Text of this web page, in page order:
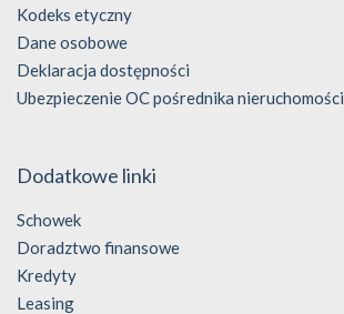
Kodeks etyczny
Dane osobowe
Deklaracja dostępności
Ubezpieczenie OC pośrednika nieruchomości
Dodatkowe linki
Schowek
Doradztwo finansowe
Kredyty
Leasing